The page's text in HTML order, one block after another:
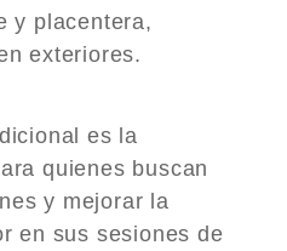
y placentera,
exteriores.
es la
quienes buscan
y mejorar la
en sus sesiones de